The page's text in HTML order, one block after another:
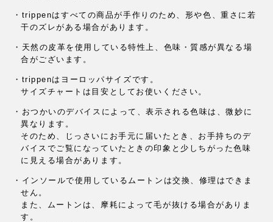
・trippenはすべての商品が手作りのため、 形や色、重さに若
干のズレがある場合があります。
・天然の皮革を使用している特性上、色味・質感が異なる場
合がございます。
・trippenはヨーロッパサイズです。
サイズチャートは目安としてお使いください。
・おつかいのデバイスによって、表示される色味は、微妙に
異なります。
そのため、じっさいにお手元に届いたとき、 お手持ちのデ
バイスでご覧になっていたときの印象と 少しちがった色味
に見える場合があります。
・インソールで使用しているムートンは交換、修理はできま
せん。
また、ムートンは、摩耗によって毛が抜ける場合がありま
す。